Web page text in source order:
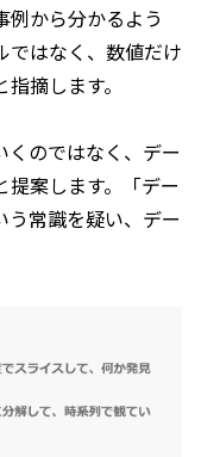
例から分かるよう
ではなく、数値だけ
摘します。
くのではなく、デー
案します。「デー
う常識を疑い、デー